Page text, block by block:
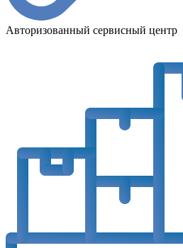
Авторизованный сервисный центр